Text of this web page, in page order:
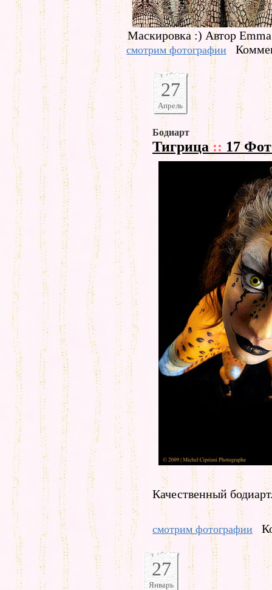
Маскировка :) Автор
смотрим фотографии
27
Апрель
Бодиарт
Тигрица:: 17
Качественный
смотрим фотографии
27
Январь